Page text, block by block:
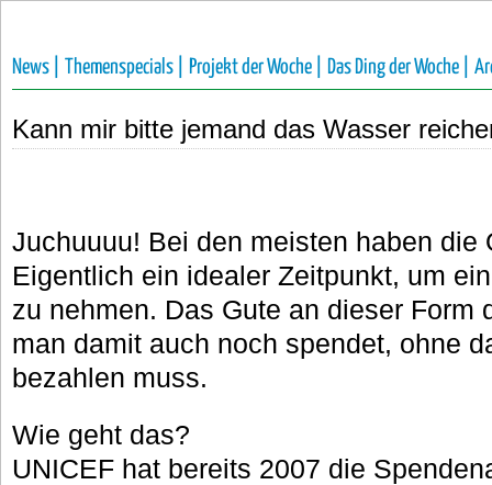
News | Themenspecials | Projekt der Woche | Das Ding der Woche |
Kann mir bitte jemand das Wasser
Juchuuuu! Bei den meisten haben die
Eigentlich ein idealer Zeitpunkt, um
zu nehmen. Das Gute an dieser Form
man damit auch noch spendet, ohne
bezahlen muss.
Wie geht das?
UNICEF hat bereits 2007 die